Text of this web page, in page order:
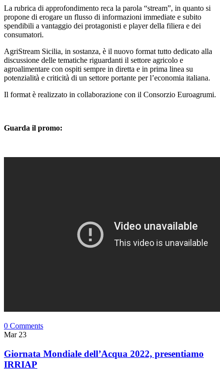
La rubrica di approfondimento reca la parola “stream”, in quanto si
propone di erogare un flusso di informazioni immediate e subito
spendibili a vantaggio dei protagonisti e player della filiera e dei
consumatori.
AgriStream Sicilia, in sostanza, è il nuovo format tutto dedicato alla
discussione delle tematiche riguardanti il settore agricolo e
agroalimentare con ospiti sempre in diretta e in prima linea su
potenzialità e criticità di un settore portante per l’economia italiana.
Il format è realizzato in collaborazione con il Consorzio Euroagrumi.
Guarda il promo:
0 Comments
Mar 23
Giornata Mondiale dell’Acqua 2022, presentiamo
IRRIAP